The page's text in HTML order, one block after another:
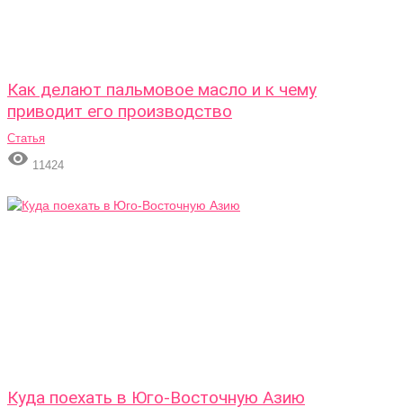
Как делают пальмовое масло и к чему
приводит его производство
Статья
 11424
Куда поехать в Юго-Восточную Азию